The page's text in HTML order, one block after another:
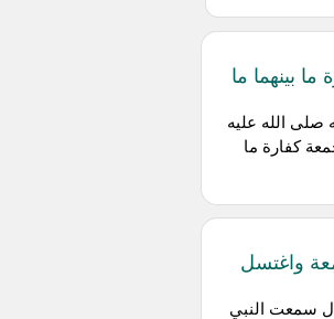
بينهما ما
صلى الله عليه
كفارة ما
واغتسل
سمعت النبي